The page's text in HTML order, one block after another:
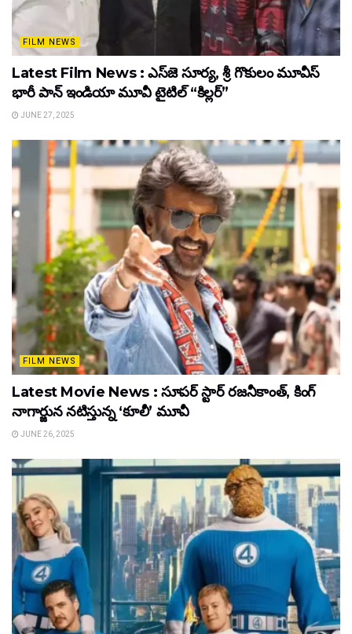
FILM NEWS
Latest Film News : ఎస్‌జె సూర్య, శ్రీ గొకులం మూవీస్‌
భారీ పాన్‌ ఇండియా మూవీ టైటిల్ “కిల్లర్”
JUNE 27, 2025
FILM NEWS
Latest Movie News : సూపర్ స్టార్ రజనీకాంత్, కింగ్
నాగార్జున నటిస్తున్న ‘కూలీ’ మూవీ
JUNE 26, 2025